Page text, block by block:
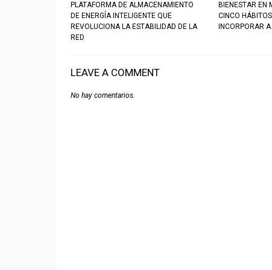
PLATAFORMA DE ALMACENAMIENTO
DE ENERGÍA INTELIGENTE QUE
REVOLUCIONA LA ESTABILIDAD DE LA
RED
BIENESTAR EN
CINCO
INCORPORAR
LEAVE A COMMENT
No hay comentarios.